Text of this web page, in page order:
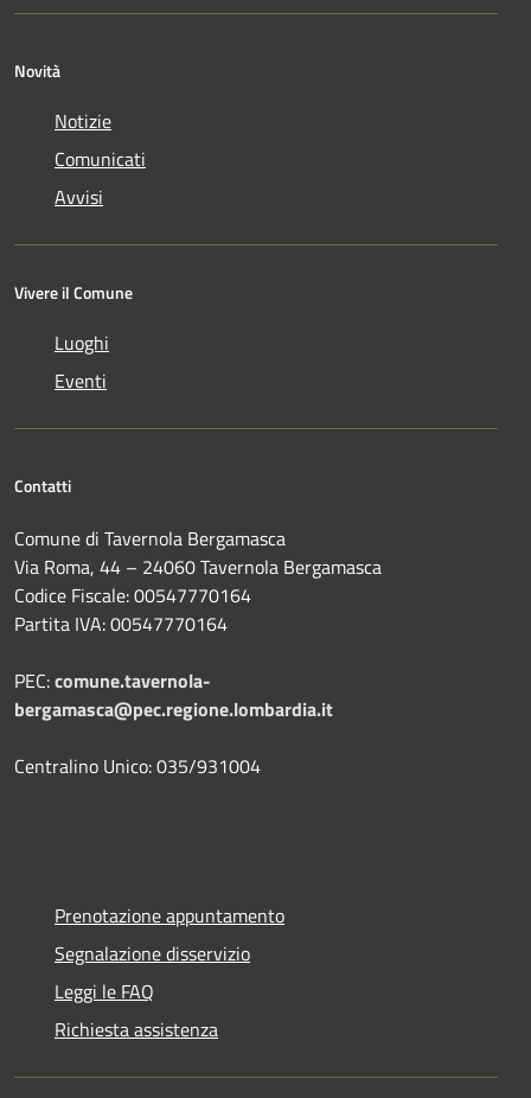
Novità
Notizie
Comunicati
Avvisi
Vivere il Comune
Luoghi
Eventi
Contatti
Comune di Tavernola Bergamasca
Via Roma, 44 – 24060 Tavernola Bergamasca
Codice Fiscale: 00547770164
Partita IVA: 00547770164
PEC:comune.tavernola-
bergamasca@pec.regione.lombardia.it
Centralino Unico: 035/931004
Prenotazione appuntamento
Segnalazione disservizio
Leggi le FAQ
Richiesta assistenza